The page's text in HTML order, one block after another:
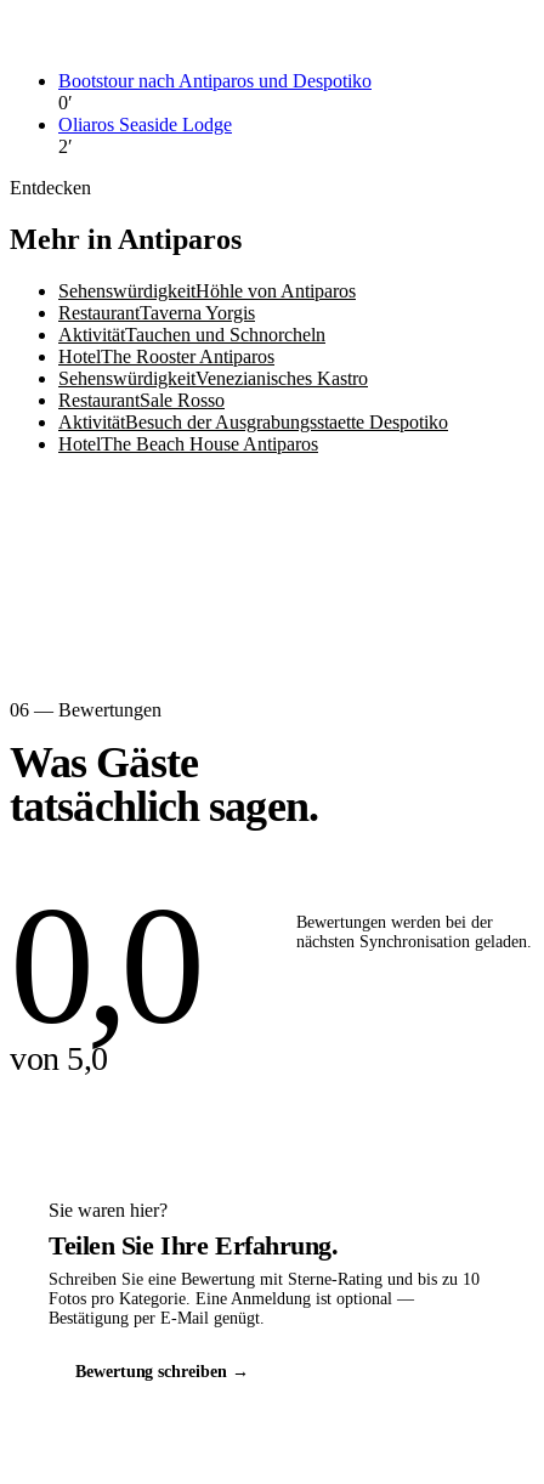
Bootstour nach Antiparos und Despotiko
0′
Oliaros Seaside Lodge
2′
Entdecken
Mehr in Antiparos
SehenswürdigkeitHöhle von Antiparos
RestaurantTaverna Yorgis
AktivitätTauchen und Schnorcheln
HotelThe Rooster Antiparos
SehenswürdigkeitVenezianisches Kastro
RestaurantSale Rosso
AktivitätBesuch der Ausgrabungsstaette Despotiko
HotelThe Beach House Antiparos
06 — Bewertungen
Was Gäste
tatsächlich sagen.
0,0
von 5,0
Bewertungen werden bei der
nächsten Synchronisation geladen.
Sie waren hier?
Teilen Sie Ihre Erfahrung.
Schreiben Sie eine Bewertung mit Sterne-Rating und bis zu 10
Fotos pro Kategorie. Eine Anmeldung ist optional —
Bestätigung per E-Mail genügt.
Bewertung schreiben →